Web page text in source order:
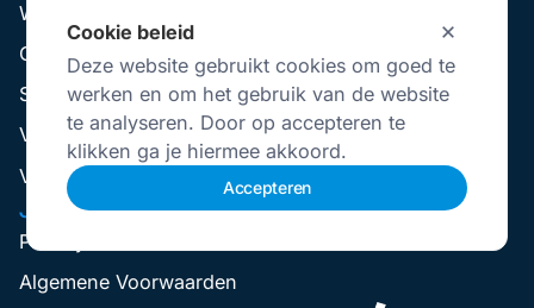
Cookie beleid
Deze website gebruikt cookies om goed te
werken en om het gebruik van de website
te analyseren. Door op accepteren te
klikken ga je hiermee akkoord.
Accepteren
Werken Bij
Contact
Service aanvraag
Visser Up-To-Date
Vestigingen
Juridisch
Privacybeleid
Algemene Voorwaarden
Hoe bedoordeel jij je ervaring?
Selecteer
een